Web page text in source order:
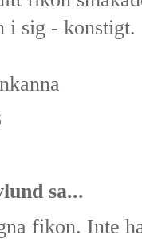
i sig - konstigt.
sa...
fikon. Inte